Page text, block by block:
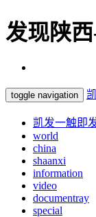
发现陕
toggle navigation
凯发一触即
world
china
shaanxi
information
video
documentray
special